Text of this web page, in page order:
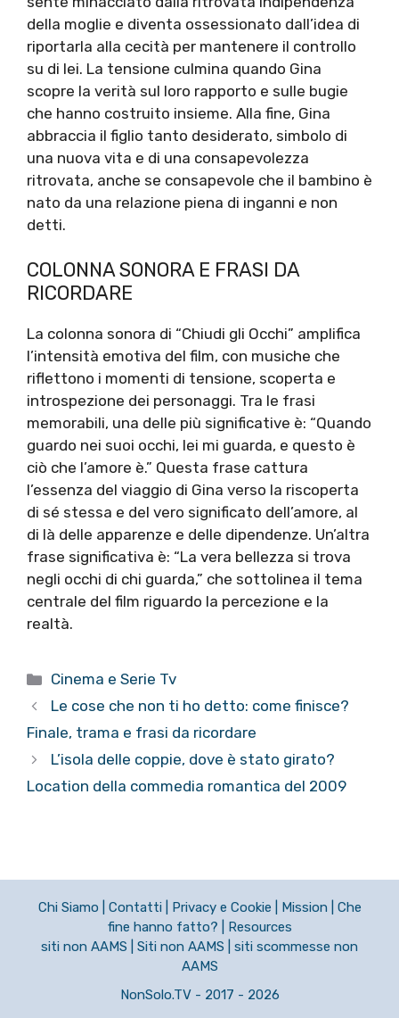
della moglie e diventa ossessionato dall’idea di
riportarla alla cecità per mantenere il controllo
su di lei. La tensione culmina quando Gina
scopre la verità sul loro rapporto e sulle bugie
che hanno costruito insieme. Alla fine, Gina
abbraccia il figlio tanto desiderato, simbolo di
una nuova vita e di una consapevolezza
ritrovata, anche se consapevole che il bambino è
nato da una relazione piena di inganni e non
detti.
COLONNA SONORA E FRASI DA
RICORDARE
La colonna sonora di “Chiudi gli Occhi” amplifica
l’intensità emotiva del film, con musiche che
riflettono i momenti di tensione, scoperta e
introspezione dei personaggi. Tra le frasi
memorabili, una delle più significative è: “Quando
guardo nei suoi occhi, lei mi guarda, e questo è
ciò che l’amore è.” Questa frase cattura
l’essenza del viaggio di Gina verso la riscoperta
di sé stessa e del vero significato dell’amore, al
di là delle apparenze e delle dipendenze. Un’altra
frase significativa è: “La vera bellezza si trova
negli occhi di chi guarda,” che sottolinea il tema
centrale del film riguardo la percezione e la
realtà.
Categorie
Cinema e Serie Tv
Le cose che non ti ho detto: come finisce?
Finale, trama e frasi da ricordare
L’isola delle coppie, dove è stato girato?
Location della commedia romantica del 2009
Chi Siamo Contatti Privacy e Cookie Mission
Che
fine hanno fatto?
Resources
siti non AAMS
Siti non AAMS
siti scommesse non
AAMS
NonSolo.TV - 2017 - 2026